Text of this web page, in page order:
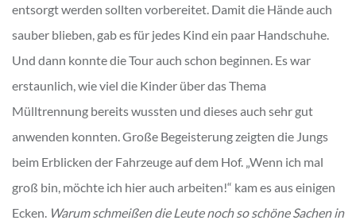
entsorgt werden sollten vorbereitet. Damit die Hände auch
sauber blieben, gab es für jedes Kind ein paar Handschuhe.
Und dann konnte die Tour auch schon beginnen. Es war
erstaunlich, wie viel die Kinder über das Thema
Mülltrennung bereits wussten und dieses auch sehr gut
anwenden konnten. Große Begeisterung zeigten die Jungs
beim Erblicken der Fahrzeuge auf dem Hof. „Wenn ich mal
groß bin, möchte ich hier auch arbeiten!“ kam es aus einigen
Ecken. Warum schmeißen die Leute noch so schöne Sachen in